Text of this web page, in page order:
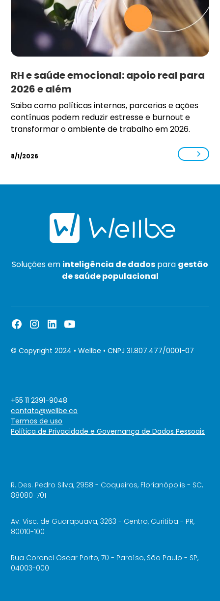
RH e saúde emocional: apoio real para
2026 e além
Saiba como políticas internas, parcerias e ações
contínuas podem reduzir estresse e burnout e
transformar o ambiente de trabalho em 2026.
8/1/2026
Soluções em inteligência de dados para gestão
de saúde populacional
© Copyright 2024 • Wellbe • CNPJ 31.807.477/0001-07
Termos de uso
Política de Privacidade e Governança de Dados Pessoais
+55 11 2391-9048
contato@wellbe.co
R. Des. Pedro Silva, 2958 - Coqueiros, Florianópolis - SC,
88080-701
Av. Visc. de Guarapuava, 3263 - Centro, Curitiba - PR,
80010-100
Rua Coronel Oscar Porto, 70 - Paraíso, São Paulo - SP,
04003-000